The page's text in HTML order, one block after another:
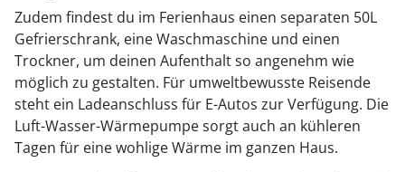
Zudem findest du im Ferienhaus einen separaten 50L
Gefrierschrank, eine Waschmaschine und einen
Trockner, um deinen Aufenthalt so angenehm wie
möglich zu gestalten. Für umweltbewusste Reisende
steht ein Ladeanschluss für E-Autos zur Verfügung. Die
Luft-Wasser-Wärmepumpe sorgt auch an kühleren
Tagen für eine wohlige Wärme im ganzen Haus.